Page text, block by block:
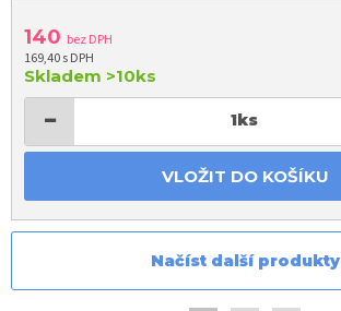
140 bez DPH
169,40 s DPH
Skladem >10ks
− 1ks
VLOŽIT DO KOŠÍKU
Načíst další produkty